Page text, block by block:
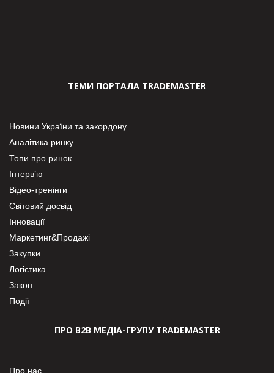
ТЕМИ ПОРТАЛА TRADEMASTER
Новини України та закордону
Аналітика ринку
Топи про ринок
Інтерв’ю
Відео-тренінги
Світовий досвід
Інновації
Маркетинг&Продажі
Закупки
Логістика
Закон
Події
ПРО В2В МЕДІА-ГРУПУ TRADEMASTER
Про нас